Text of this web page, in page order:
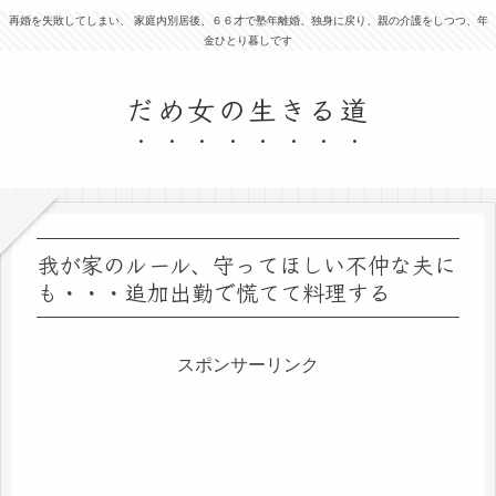
再婚を失敗してしまい、 家庭内別居後、６６才で塾年離婚、独身に戻り、親の介護をしつつ、年
金ひとり暮しです
だめ女の生きる道
我が家のルール、守ってほしい不仲な夫に
も・・・追加出勤で慌てて料理する
スポンサーリンク